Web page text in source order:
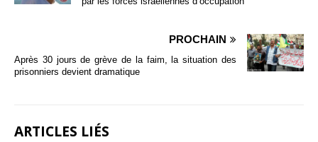
PROCHAIN
Après 30 jours de grève de la faim, la situation des
prisonniers devient dramatique
ARTICLES LIÉS